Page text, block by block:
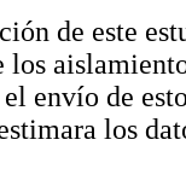
de este
envío de
los